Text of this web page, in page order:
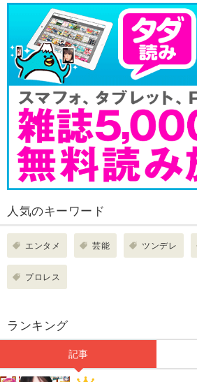
人気のキーワード
エンタメ 芸能 ツンデレ
プロレス
ランキング
記事